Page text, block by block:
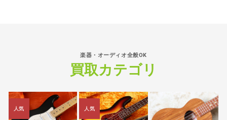
楽器・オーディオ全般OK
買取カテゴリ
人気 人気